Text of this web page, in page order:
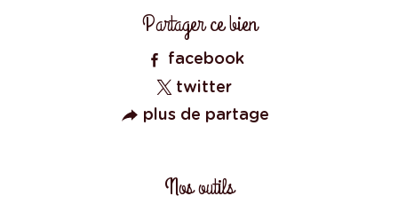
Partager ce bien
facebook
twitter
plus de partage
Nos outils